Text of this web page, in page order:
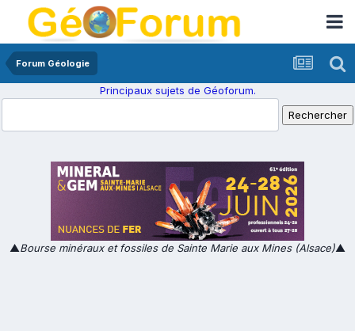
Forum Géologie
Principaux sujets de Géoforum.
▲Bourse minéraux et fossiles de Sainte Marie aux Mines (Alsace)▲